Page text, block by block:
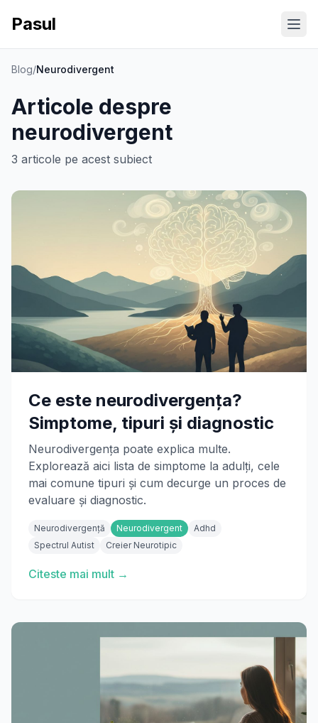
Pasul
Blog/Neurodivergent
Articole despre
neurodivergent
3 articole pe acest subiect
Ce este neurodivergența?
Simptome, tipuri și diagnostic
Neurodivergența poate explica multe.
Explorează aici lista de simptome la adulți, cele
mai comune tipuri și cum decurge un proces de
evaluare și diagnostic.
Neurodivergență Neurodivergent
Adhd
Spectrul Autist
Creier Neurotipic
Citeste mai mult →